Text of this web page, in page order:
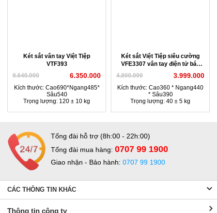
Két sắt vân tay Việt Tiệp
VTF393
8.640.000
6.350.000
Kích thước: Cao690*Ngang485*
Sâu540
Trọng lượng: 120 ± 10 kg
Két sắt Việt Tiệp siêu cường
VFE3307 vân tay điện tử báo
4.800.000 3.999.000
Kích thước: Cao360 * Ngang440
* Sâu390
Trọng lượng: 40 ± 5 kg
Tổng đài hỗ trợ (8h:00 - 22h:00)
Tổng đài mua hàng: 0707 99 1900
Giao nhận - Bảo hành: 0707 99 1900
CÁC THÔNG TIN KHÁC
Thông tin công ty